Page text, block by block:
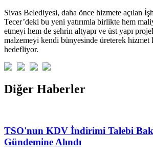
Sivas Belediyesi, daha önce hizmete açılan
Tecer’deki bu yeni yatırımla birlikte hem
etmeyi hem de şehrin altyapı ve üst yapı
malzemeyi kendi bünyesinde üreterek hizmet
hedefliyor.
Diğer Haberler
TSO'nun KDV İndirimi Talebi
Gündemine Alındı